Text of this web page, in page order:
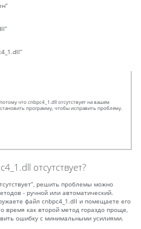
что cnbpc4_1.dll отсутствует на вашем
программу, чтобы исправить проблему.
отсутствует?
решить проблемы можно
- ручной или автоматический.
файл cnbpc4_1.dll и помещаете его
время как второй метод гораздо проще,
ошибку с минимальными усилиями.